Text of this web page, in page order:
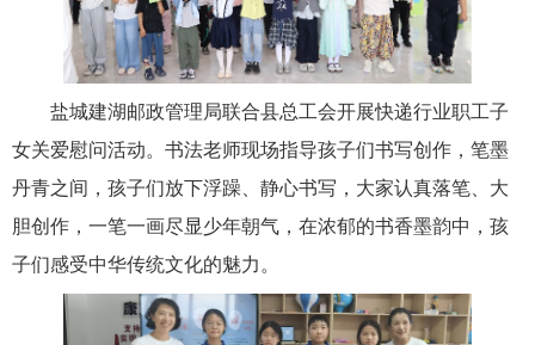
盐城建湖邮政管理局联合县总工会开展快递行业职工子
女关爱慰问活动。书法老师现场指导孩子们书写创作，笔墨
丹青之间，孩子们放下浮躁、静心书写，大家认真落笔、大
胆创作，一笔一画尽显少年朝气，在浓郁的书香墨韵中，孩
子们感受中华传统文化的魅力。